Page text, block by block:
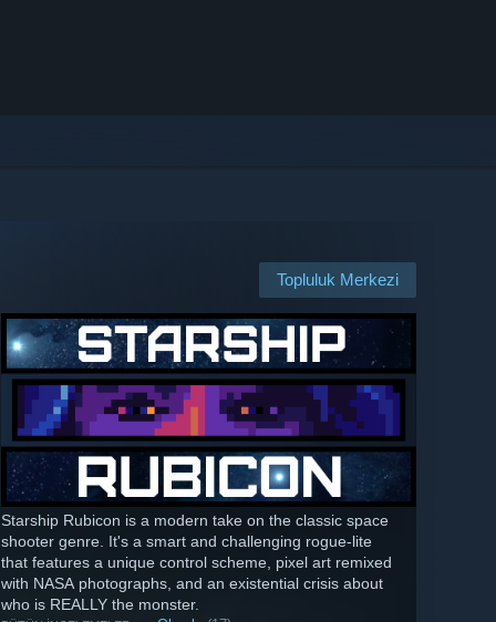
Topluluk Merkezi
Starship Rubicon is a modern take on the classic space
shooter genre. It's a smart and challenging rogue-lite
that features a unique control scheme, pixel art remixed
with NASA photographs, and an existential crisis about
who is REALLY the monster.